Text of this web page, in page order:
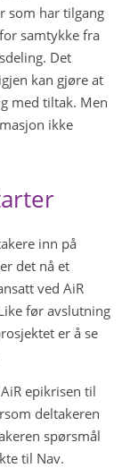
som har tilgang
samtykke fra
Det
kan gjøre at
med tiltak. Men
ikke
inn på
det nå et
ved AiR
før avslutning
er å se
epikrisen til
deltakeren
spørsmål
til Nav.